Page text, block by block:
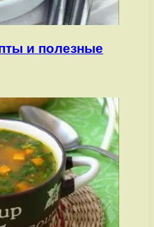
и полезные